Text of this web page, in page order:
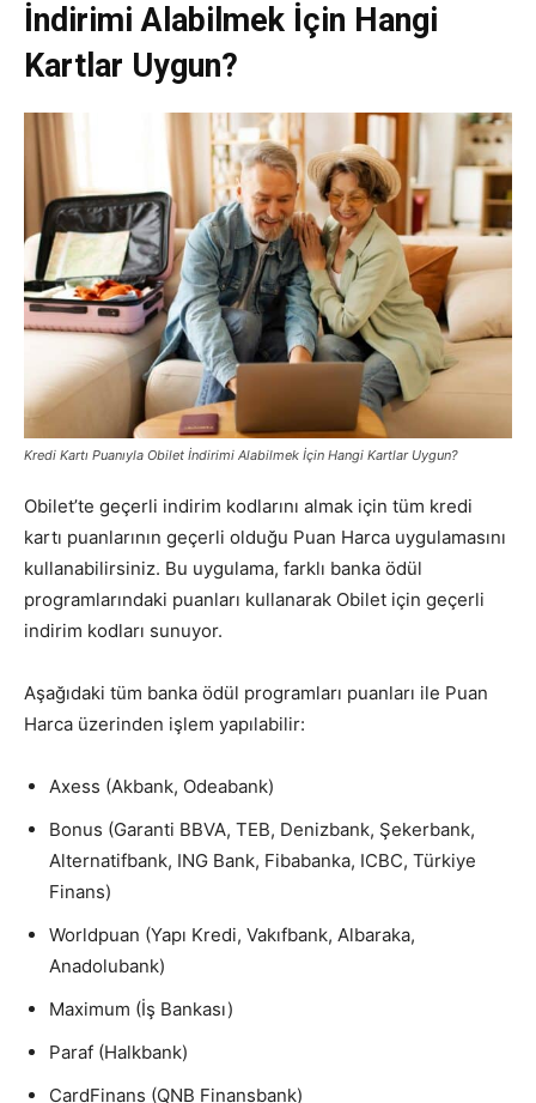
İndirimi Alabilmek İçin Hangi
Kartlar Uygun?
Kredi Kartı Puanıyla Obilet İndirimi Alabilmek İçin Hangi Kartlar Uygun?
Obilet’te geçerli indirim kodlarını almak için tüm kredi
kartı puanlarının geçerli olduğu Puan Harca uygulamasını
kullanabilirsiniz. Bu uygulama, farklı banka ödül
programlarındaki puanları kullanarak Obilet için geçerli
indirim kodları sunuyor.
Aşağıdaki tüm banka ödül programları puanları ile Puan
Harca üzerinden işlem yapılabilir:
Axess (Akbank, Odeabank)
Bonus (Garanti BBVA, TEB, Denizbank, Şekerbank,
Alternatifbank, ING Bank, Fibabanka, ICBC, Türkiye
Finans)
Worldpuan (Yapı Kredi, Vakıfbank, Albaraka,
Anadolubank)
Maximum (İş Bankası)
Paraf (Halkbank)
CardFinans (QNB Finansbank)